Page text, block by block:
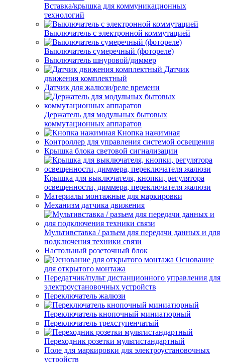
Вставка/крышка для коммуникационных
технологий
Выключатель с электронной коммутацией
Выключатель сумеречный (фотореле)
Выключатель шнуровой/диммер
Датчик
движения комплектный
Датчик для жалюзи/реле времени
Держатель для модульных бытовых
коммутационных аппаратов
Кнопка нажимная
Контроллер для управления системой освещения
Крышка блока световой сигнализации
Крышка для выключателя, кнопки, регулятора
освещенности, диммера, переключателя жалюзи
Материалы монтажные для маркировки
Механизм датчика движения
Мультивставка / разъем для передачи данных и для
подключения техники связи
Настольный розеточный блок
Основание
для открытого монтажа
Передатчик/пульт дистанционного управления для
электроустановочных устройств
Переключатель жалюзи
Переключатель кнопочный миниатюрный
Переключатель трехступенчатый
Переходник розетки мультистандартный
Поле для маркировки для электроустановочных
устройств